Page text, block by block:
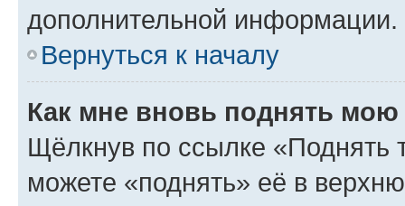
дополнительной информации.
Вернуться к началу
Как мне вновь поднять мою
Щёлкнув по ссылке «Поднять
можете «поднять» её в